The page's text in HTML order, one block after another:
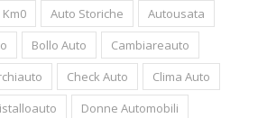
Auto Storiche
Autousata
Bollo Auto
Cambiareauto
Check Auto
Clima Auto
Donne Automobili